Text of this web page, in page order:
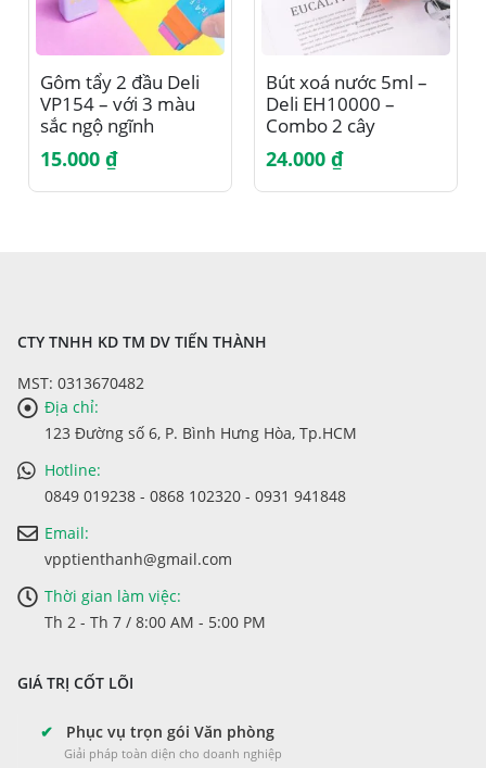
Gôm tẩy 2 đầu Deli
VP154 – với 3 màu
sắc ngộ ngĩnh
15.000 ₫
Bút xoá nước 5ml –
Deli EH10000 –
Combo 2 cây
24.000 ₫
CTY TNHH KD TM DV TIẾN THÀNH
MST: 0313670482
Địa chỉ:
123 Đường số 6, P. Bình Hưng Hòa, Tp.HCM
Hotline:
0849 019238 - 0868 102320 - 0931 941848
Email:
vpptienthanh@gmail.com
Thời gian làm việc:
Th 2 - Th 7 / 8:00 AM - 5:00 PM
GIÁ TRỊ CỐT LÕI
✔ Phục vụ trọn gói Văn phòng
Giải pháp toàn diện cho doanh nghiệp